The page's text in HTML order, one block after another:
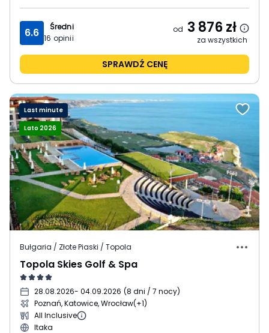
6.6
Średni
16 opinii
od 3 876zł
za wszystkich
SPRAWDŹ CENĘ
Last minute
Lato 2026
Bułgaria / Złote Piaski / Topola
Topola Skies Golf & Spa
28.08.2026- 04.09.2026 (8 dni / 7 nocy)
Poznań, Katowice, Wrocław(+1)
All Inclusive
Itaka